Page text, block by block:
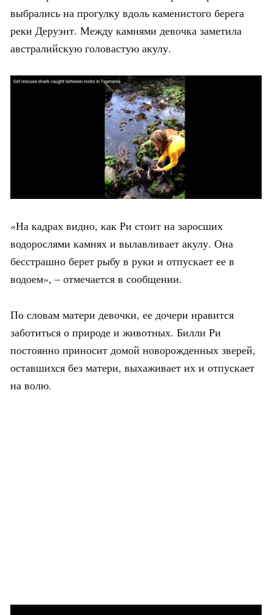
выбрались на прогулку вдоль каменистого берега
реки Деруэнт. Между камнями девочка заметила
австралийскую головастую акулу.
«На кадрах видно, как Ри стоит на заросших
водорослями камнях и вылавливает акулу. Она
бесстрашно берет рыбу в руки и отпускает ее в
водоем», – отмечается в сообщении.
По словам матери девочки, ее дочери нравится
заботиться о природе и животных. Билли Ри
постоянно приносит домой новорожденных зверей,
оставшихся без матери, выхаживает их и отпускает
на волю.